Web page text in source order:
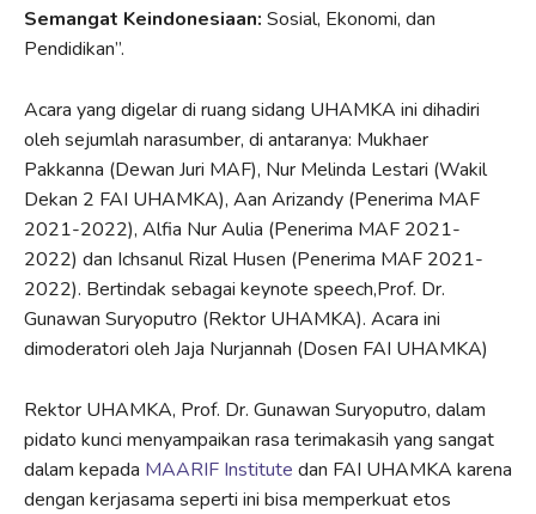
Semangat Keindonesiaan: Sosial, Ekonomi, dan
Pendidikan”.
Acara yang digelar di ruang sidang UHAMKA ini dihadiri
oleh sejumlah narasumber, di antaranya: Mukhaer
Pakkanna (Dewan Juri MAF), Nur Melinda Lestari (Wakil
Dekan 2 FAI UHAMKA), Aan Arizandy (Penerima MAF
2021-2022), Alfia Nur Aulia (Penerima MAF 2021-
2022) dan Ichsanul Rizal Husen (Penerima MAF 2021-
2022). Bertindak sebagai keynote speech,Prof. Dr.
Gunawan Suryoputro (Rektor UHAMKA). Acara ini
dimoderatori oleh Jaja Nurjannah (Dosen FAI UHAMKA)
Rektor UHAMKA, Prof. Dr. Gunawan Suryoputro, dalam
pidato kunci menyampaikan rasa terimakasih yang sangat
dalam kepada MAARIF Institute dan FAI UHAMKA karena
dengan kerjasama seperti ini bisa memperkuat etos